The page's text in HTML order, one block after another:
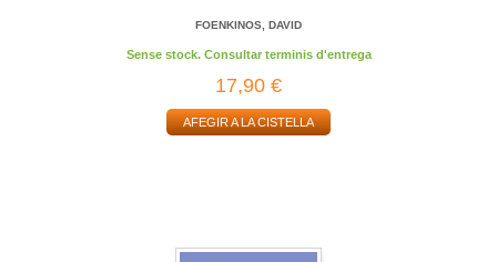
FOENKINOS, DAVID
Sense stock. Consultar terminis d'entrega
17,90 €
AFEGIR A LA CISTELLA